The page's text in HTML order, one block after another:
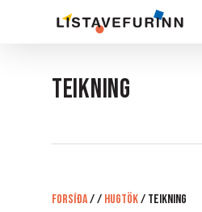
TEIKNING
Forsíða// Hugtök/ TEIKNING